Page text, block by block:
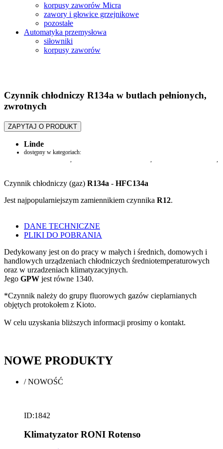
korpusy zaworów Micra
zawory i głowice grzejnikowe
pozostałe
Automatyka przemysłowa
siłowniki
korpusy zaworów
Czynnik chłodniczy R134a w butlach pełnionych,
zwrotnych
ZAPYTAJ O PRODUKT
Linde
dostępny w kategoriach:
Czynnik chłodniczy (gaz) R134a - HFC134a
Jest najpopularniejszym zamiennikiem czynnika R12.
DANE TECHNICZNE
PLIKI DO POBRANIA
Dedykowany jest on do pracy w małych i średnich, domowych i
handlowych urządzeniach chłodniczych średniotemperaturowych
oraz w urzadzeniach klimatyzacyjnych.
Jego GPW jest równe 1340.
*Czynnik należy do grupy fluorowych gazów cieplarnianych
objętych protokołem z Kioto.
W celu uzyskania bliższych informacji prosimy o kontakt.
NOWE PRODUKTY
/NOWOŚĆ
ID:1842
Klimatyzator RONI Rotenso